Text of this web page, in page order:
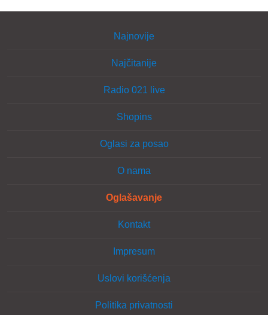
Najnovije
Najčitanije
Radio 021 live
Shopins
Oglasi za posao
O nama
Oglašavanje
Kontakt
Impresum
Uslovi korišćenja
Politika privatnosti